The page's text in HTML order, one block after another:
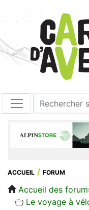
ACCUEIL FORUM
Accueil des
Le voyage à